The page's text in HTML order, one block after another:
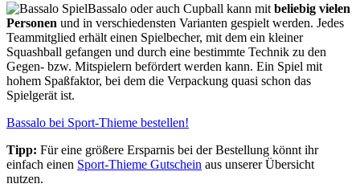
Bassalo oder auch Cupball kann mit beliebig vielen
Personen und in verschiedensten Varianten gespielt werden. Jedes
Teammitglied erhält einen Spielbecher, mit dem ein kleiner
Squashball gefangen und durch eine bestimmte Technik zu den
Gegen- bzw. Mitspielern befördert werden kann. Ein Spiel mit
hohem Spaßfaktor, bei dem die Verpackung quasi schon das
Spielgerät ist.
Bassalo bei Sport-Thieme bestellen!
Tipp: Für eine größere Ersparnis bei der Bestellung könnt ihr
einfach einen Sport-Thieme Gutschein aus unserer Übersicht
nutzen.